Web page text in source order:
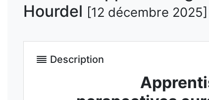
Hourdel [12 décembre 2025]
Description